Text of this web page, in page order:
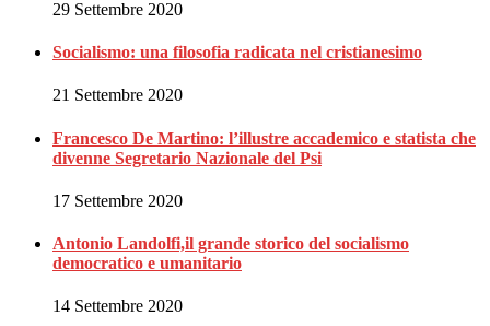
29 Settembre 2020
Socialismo: una filosofia radicata nel cristianesimo
21 Settembre 2020
Francesco De Martino: l’illustre accademico e statista che
divenne Segretario Nazionale del Psi
17 Settembre 2020
Antonio Landolfi,il grande storico del socialismo
democratico e umanitario
14 Settembre 2020